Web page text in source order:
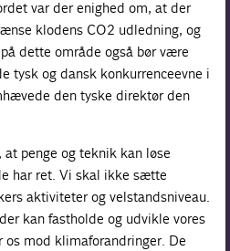
var der enighed om, at der
klodens CO2 udledning, og
dette område også bør være
tysk og dansk konkurrenceevne i
den tyske direktør den
penge og teknik kan løse
har ret. Vi skal ikke sætte
aktiviteter og velstandsniveau.
kan fastholde og udvikle vores
mod klimaforandringer. De